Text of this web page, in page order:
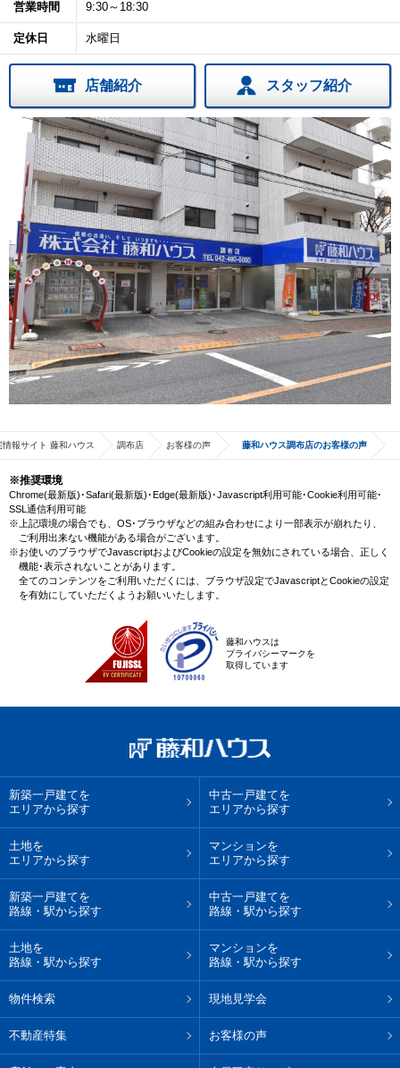
営業時間 9:30～18:30
定休日 水曜日
店舗紹介 スタッフ紹介
報サイト 藤和ハウス 調布店 お客様の声 藤和ハウス調布店のお客様の声
※推奨環境
Chrome(最新版)･Safari(最新版)･Edge(最新版)･Javascript利用可能･Cookie利用可能･
SSL通信利用可能
※上記環境の場合でも、OS･ブラウザなどの組み合わせにより一部表示が崩れたり、
ご利用出来ない機能がある場合がございます。
※お使いのブラウザでJavascriptおよびCookieの設定を無効にされている場合、正しく
機能･表示されないことがあります。
全てのコンテンツをご利用いただくには、ブラウザ設定でJavascriptとCookieの設定
を有効にしていただくようお願いいたします。
藤和ハウスは
プライバシーマークを
取得しています
新築一戸建てを
エリアから探す
中古一戸建てを
エリアから探す
土地を
エリアから探す
マンションを
エリアから探す
新築一戸建てを
路線・駅から探す
中古一戸建てを
路線・駅から探す
土地を
路線・駅から探す
マンションを
路線・駅から探す
物件検索 現地見学会
不動産特集 お客様の声